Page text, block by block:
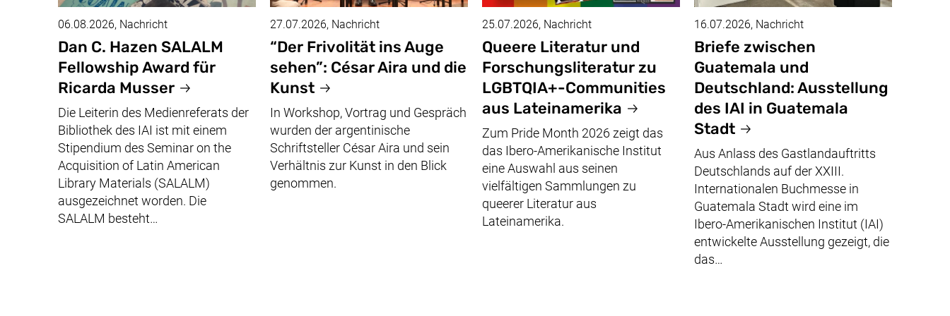
Dan C. Hazen SALALM
Fellowship Award für
Ricarda Musser
06.08.2026, Nachricht
Die Leiterin des Medienreferats der
Bibliothek des IAI ist mit einem
Stipendium des Seminar on the
Acquisition of Latin American
Library Materials (SALALM)
ausgezeichnet worden. Die
SALALM besteht…
“Der Frivolität ins Auge
sehen”: César Aira und die
Kunst
27.07.2026, Nachricht
In Workshop, Vortrag und Gespräch
wurden der argentinische
Schriftsteller César Aira und sein
Verhältnis zur Kunst in den Blick
genommen.
Queere Literatur und
Forschungsliteratur zu
LGBTQIA+-Communities
aus Lateinamerika
25.07.2026, Nachricht
Zum Pride Month 2026 zeigt das
das Ibero-Amerikanische Institut
eine Auswahl aus seinen
vielfältigen Sammlungen zu
queerer Literatur aus
Lateinamerika.
Briefe zwischen
Guatemala und
Deutschland: Ausstellung
des IAI in Guatemala
Stadt
16.07.2026, Nachricht
Aus Anlass des Gastlandauftritts
Deutschlands auf der XXIII.
Internationalen Buchmesse in
Guatemala Stadt wird eine im
Ibero-Amerikanischen Institut (IAI)
entwickelte Ausstellung gezeigt, die
das…